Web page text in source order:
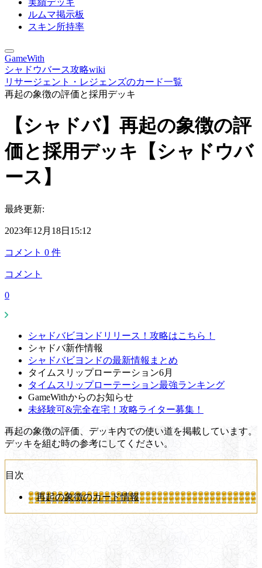
実績デッキ
ルムマ掲示板
スキン所持率
GameWith
シャドウバース攻略wiki
リサージェント・レジェンズのカード一覧
再起の象徴の評価と採用デッキ
【シャドバ】再起の象徴の評
価と採用デッキ【シャドウバ
ース】
最終更新:
2023年12月18日15:12
コメント 0 件
コメント
0
シャドバビヨンドリリース！攻略はこちら！
シャドバ新作情報
シャドバビヨンドの最新情報まとめ
タイムスリップローテーション6月
タイムスリップローテーション最強ランキング
GameWithからのお知らせ
未経験可&完全在宅！攻略ライター募集！
再起の象徴の評価、デッキ内での使い道を掲載しています。
デッキを組む時の参考にしてください。
目次
再起の象徴のカード情報